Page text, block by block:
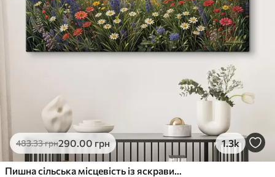
483.33грн290.00 грн 1.3k
Пишна сільська місцевість із яскравим лугом диких квітів, наповненим різнокольоровими квітами під хмарним небом